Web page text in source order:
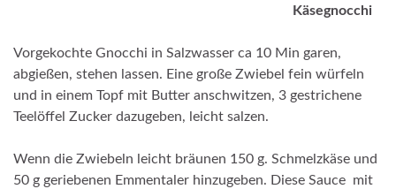
Käsegnocchi
Vorgekochte Gnocchi in Salzwasser ca 10 Min garen,
abgießen, stehen lassen. Eine große Zwiebel fein würfeln
und in einem Topf mit Butter anschwitzen, 3 gestrichene
Teelöffel Zucker dazugeben, leicht salzen.
Wenn die Zwiebeln leicht bräunen 150 g. Schmelzkäse und
50 g geriebenen Emmentaler hinzugeben. Diese Sauce mit